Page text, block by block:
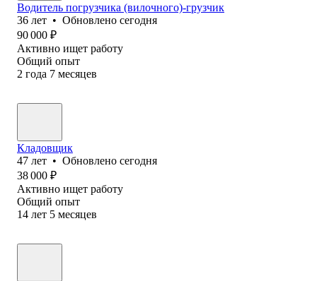
Водитель погрузчика (вилочного)-грузчик
36 лет • Обновлено сегодня
90 000 ₽
Активно ищет работу
Общий опыт
2 года 7 месяцев
Кладовщик
47 лет • Обновлено сегодня
38 000 ₽
Активно ищет работу
Общий опыт
14 лет 5 месяцев